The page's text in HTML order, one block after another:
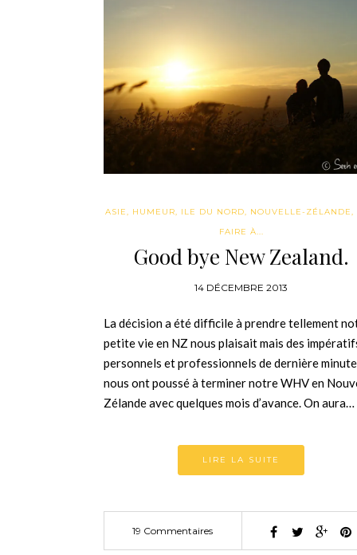
ASIE, HUMEUR, ILE DU NORD, NOUVELLE-ZÉLANDE,
FAIRE À...
Good bye New Zealand.
14 DÉCEMBRE 2013
La décision a été difficile à prendre tellement
petite vie en NZ nous plaisait mais des
personnels et professionnels de dernière minute
nous ont poussé à terminer notre WHV en
Zélande avec quelques mois d’avance. On aura…
LIRE LA SUITE
19 Commentaires